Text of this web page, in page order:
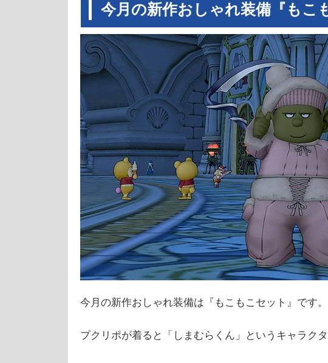
今月の新作おしゃれ装備『もこ
今月の新作おしゃれ装備は『もこもこセット』です。
プクリポが着ると「しまむらくん」というキャラク